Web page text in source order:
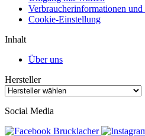
Verbraucherinformationen
Cookie-Einstellung
Inhalt
Über uns
Hersteller
Social Media